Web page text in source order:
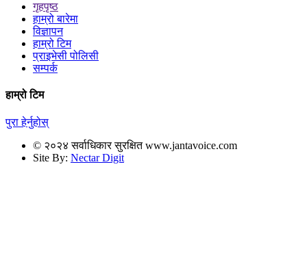
गृहपृष्ठ
हाम्रो बारेमा
विज्ञापन
हाम्रो टिम
प्राइभेसी पोलिसी
सम्पर्क
हाम्रो टिम
पुरा हेर्नुहोस्
© २०२४ सर्वाधिकार सुरक्षित www.jantavoice.com
Site By: Nectar Digit